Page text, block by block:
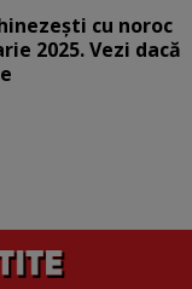
cu noroc
2025. Vezi dacă